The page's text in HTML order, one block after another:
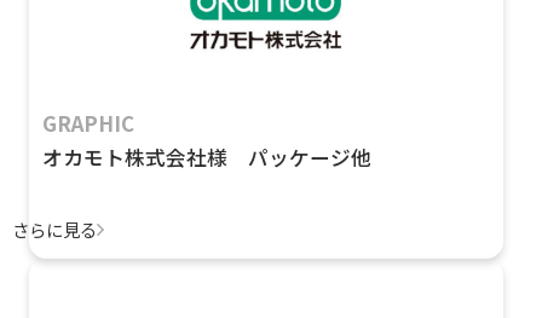
GRAPHIC
オカモト株式会社様 パッケージ他
さらに見る